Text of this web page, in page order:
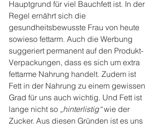
Hauptgrund für viel Bauchfett ist. In der
Regel ernährt sich die
gesundheitsbewusste Frau von heute
sowieso fettarm. Auch die Werbung
suggeriert permanent auf den Produkt-
Verpackungen, dass es sich um extra
fettarme Nahrung handelt. Zudem ist
Fett in der Nahrung zu einem gewissen
Grad für uns auch wichtig. Und Fett ist
lange nicht so „hinterlistig“ wie der
Zucker. Aus diesen Gründen ist es uns